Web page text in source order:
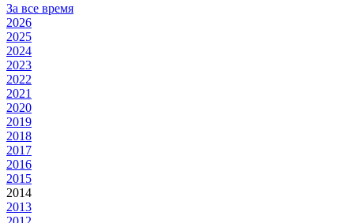
За все время
2026
2025
2024
2023
2022
2021
2020
2019
2018
2017
2016
2015
2014
2013